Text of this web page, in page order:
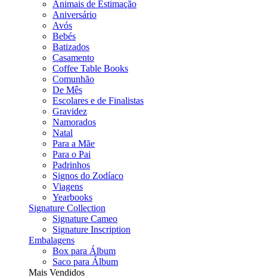
Animais de Estimação
Aniversário
Avós
Bebés
Batizados
Casamento
Coffee Table Books
Comunhão
De Mês
Escolares e de Finalistas
Gravidez
Namorados
Natal
Para a Mãe
Para o Pai
Padrinhos
Signos do Zodíaco
Viagens
Yearbooks
Signature Collection
Signature Cameo
Signature Inscription
Embalagens
Box para Álbum
Saco para Álbum
Mais Vendidos